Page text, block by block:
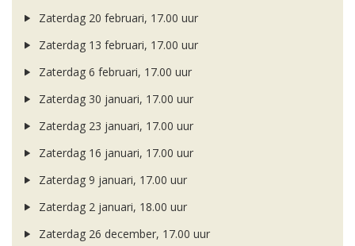
Zaterdag 20 februari, 17.00 uur
Zaterdag 13 februari, 17.00 uur
Zaterdag 6 februari, 17.00 uur
Zaterdag 30 januari, 17.00 uur
Zaterdag 23 januari, 17.00 uur
Zaterdag 16 januari, 17.00 uur
Zaterdag 9 januari, 17.00 uur
Zaterdag 2 januari, 18.00 uur
Zaterdag 26 december, 17.00 uur